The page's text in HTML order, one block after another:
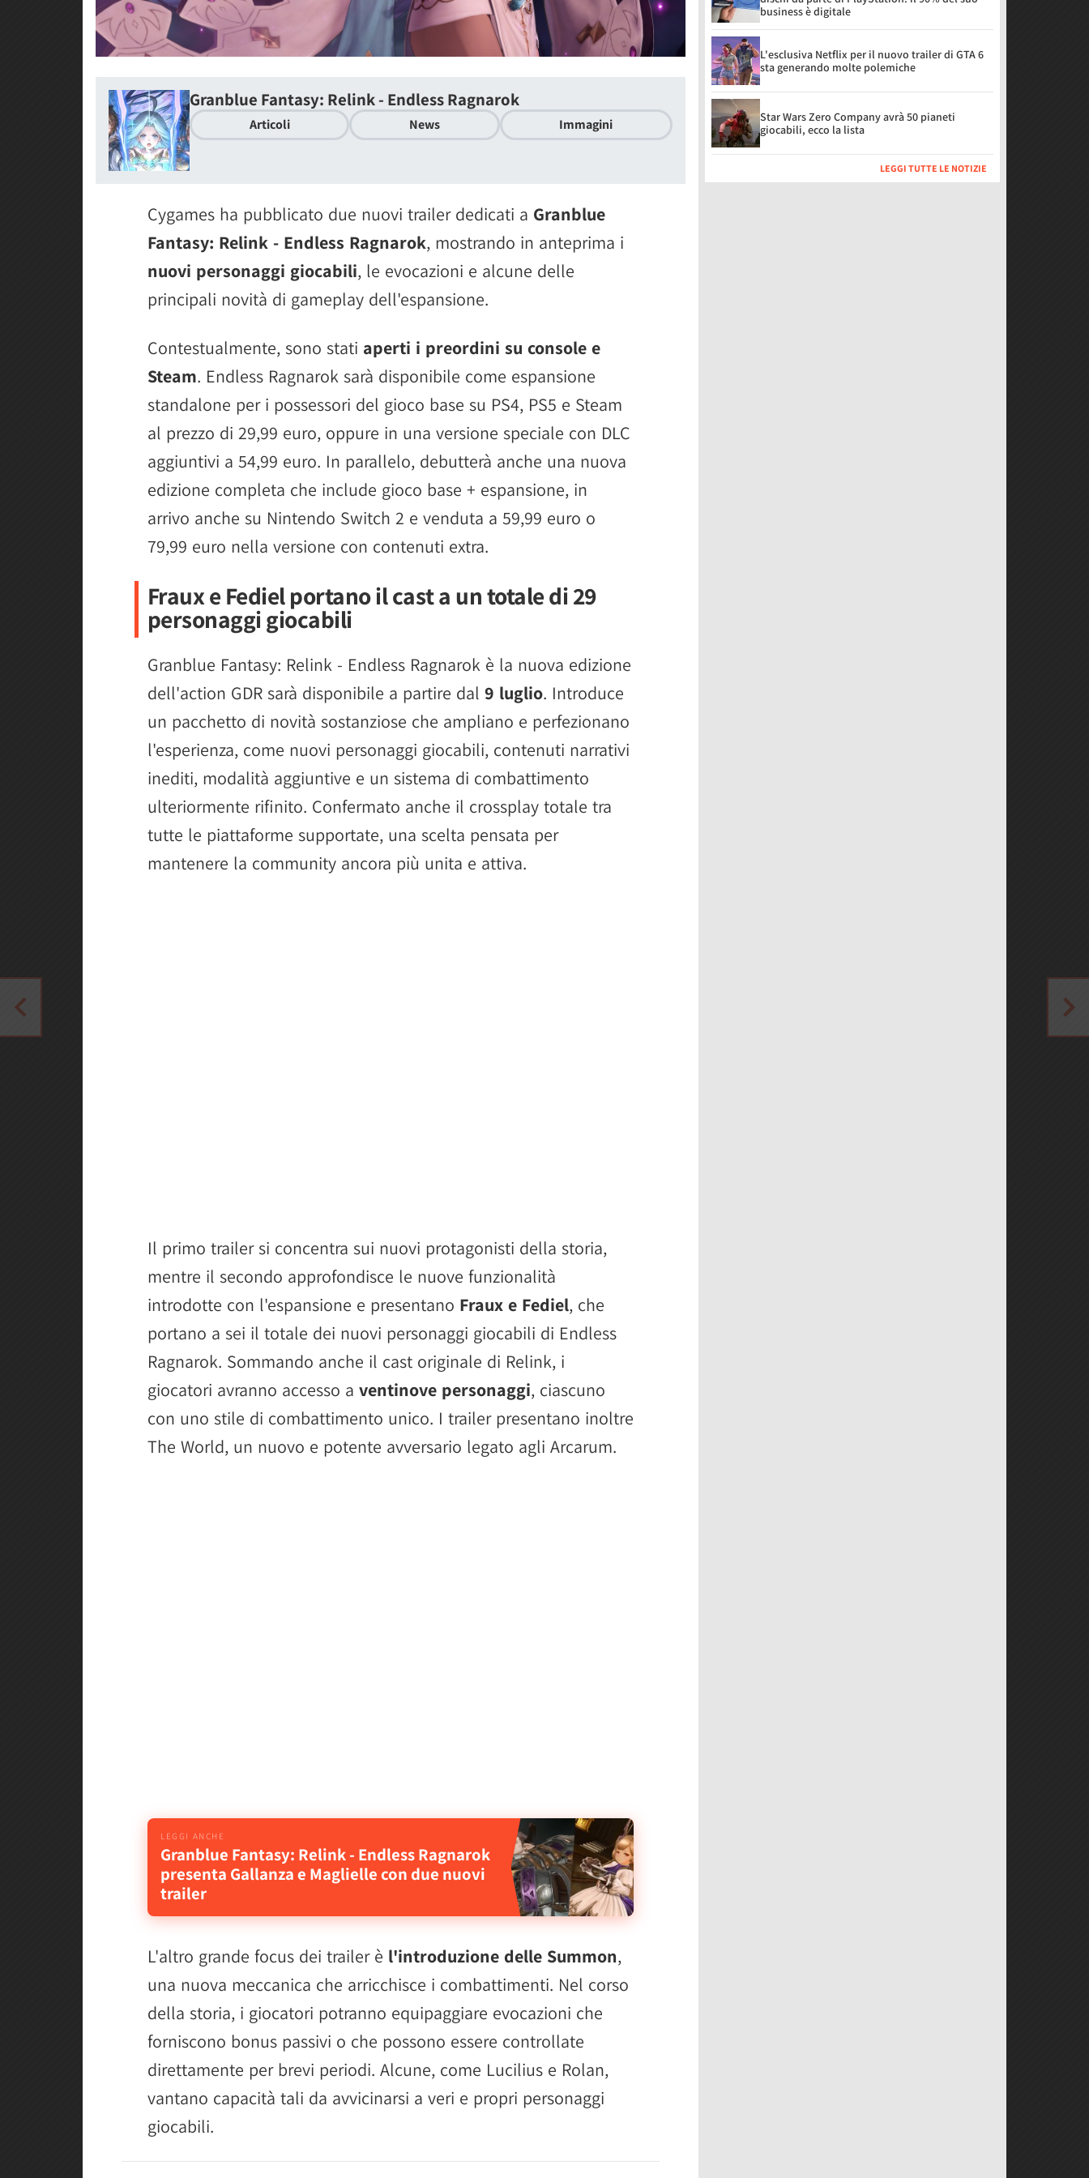
Granblue Fantasy: Relink - Endless Ragnarok
Articoli News Immagini
Cygames ha pubblicato due nuovi trailer dedicati a Granblue
Fantasy: Relink - Endless Ragnarok, mostrando in anteprima i
nuovi personaggi giocabili, le evocazioni e alcune delle
principali novità di gameplay dell'espansione.
Contestualmente, sono stati aperti i preordini su console e
Steam. Endless Ragnarok sarà disponibile come espansione
standalone per i possessori del gioco base su PS4, PS5 e Steam
al prezzo di 29,99 euro, oppure in una versione speciale con DLC
aggiuntivi a 54,99 euro. In parallelo, debutterà anche una nuova
edizione completa che include gioco base + espansione, in
arrivo anche su Nintendo Switch 2 e venduta a 59,99 euro o
79,99 euro nella versione con contenuti extra.
Fraux e Fediel portano il cast a un totale di 29
personaggi giocabili
Granblue Fantasy: Relink - Endless Ragnarok è la nuova edizione
dell'action GDR sarà disponibile a partire dal 9 luglio. Introduce
un pacchetto di novità sostanziose che ampliano e perfezionano
l'esperienza, come nuovi personaggi giocabili, contenuti narrativi
inediti, modalità aggiuntive e un sistema di combattimento
ulteriormente rifinito. Confermato anche il crossplay totale tra
tutte le piattaforme supportate, una scelta pensata per
mantenere la community ancora più unita e attiva.
Il primo trailer si concentra sui nuovi protagonisti della storia,
mentre il secondo approfondisce le nuove funzionalità
introdotte con l'espansione e presentano Fraux e Fediel, che
portano a sei il totale dei nuovi personaggi giocabili di Endless
Ragnarok. Sommando anche il cast originale di Relink, i
giocatori avranno accesso a ventinove personaggi, ciascuno
con uno stile di combattimento unico. I trailer presentano inoltre
The World, un nuovo e potente avversario legato agli Arcarum.
Granblue Fantasy: Relink - Endless Ragnarok
presenta Gallanza e Maglielle con due nuovi
trailer
L'altro grande focus dei trailer è l'introduzione delle Summon,
una nuova meccanica che arricchisce i combattimenti. Nel corso
della storia, i giocatori potranno equipaggiare evocazioni che
forniscono bonus passivi o che possono essere controllate
direttamente per brevi periodi. Alcune, come Lucilius e Rolan,
vantano capacità tali da avvicinarsi a veri e propri personaggi
giocabili.
business è digitale
L'esclusiva Netflix per il nuovo trailer di GTA 6
sta generando molte polemiche
Star Wars Zero Company avrà 50 pianeti
giocabili, ecco la lista
LEGGI TUTTE LE NOTIZIE